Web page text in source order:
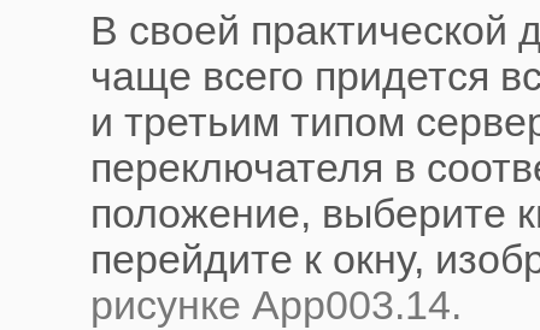
В своей практической
чаще всего придется
и третьим типом
переключателя в
положение, выберите
перейдите к окну,
рисунке App003.14.